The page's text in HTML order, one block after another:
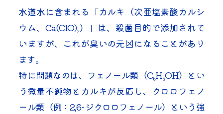
水道水に含まれる「カルキ（次亜塩素酸カルシ
ウム、Ca(ClO)₂）」は、殺菌目的で添加されて
いますが、これが臭いの元凶になることがあり
ます。
特に問題なのは、フェノール類（C₆H₅OH）とい
う微量不純物とカルキが反応し、クロロフェノ
ール類（例：2,6-ジクロロフェノール）という強